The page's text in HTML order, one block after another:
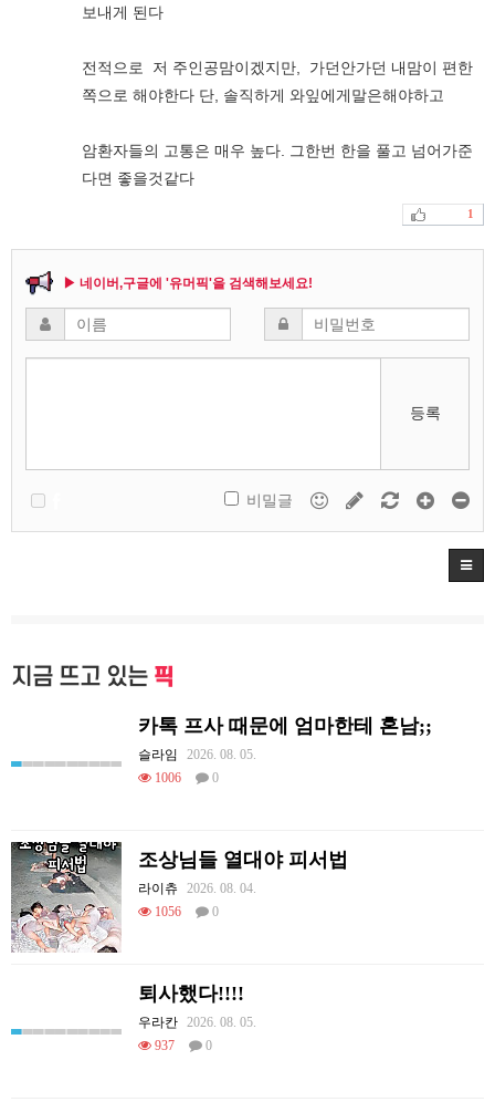
보내게 된다
전적으로 저 주인공맘이겠지만, 가던안가던 내맘이 편한
쪽으로 해야한다 단, 솔직하게 와잎에게말은해야하고
암환자들의 고통은 매우 높다. 그한번 한을 풀고 넘어가준
다면 좋을것같다
1
▶ 네이버,구글에 '유머픽'을 검색해보세요!
등록
비밀글
지금 뜨고 있는 픽
카톡 프사 때문에 엄마한테 혼남;;
슬라임
2026. 08. 05.
1006
0
조상님들 열대야 피서법
라이츄
2026. 08. 04.
1056
0
퇴사했다!!!!
우라칸 2026. 08. 05.
937
0